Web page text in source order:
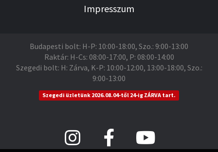
Impresszum
Budapesti bolt: H-P: 10:00-18:00, Szo.: 9:00-13:00
Raktár: H-Cs: 08:00-17:00, P: 08:00-14:00
Szegedi bolt: H: Zárva, K-P: 10:00-12:00, 13:00-18:00, Szo.:
9:00-13:00
Szegedi üzletünk 2026.08.04-től 24-ig ZÁRVA tart.